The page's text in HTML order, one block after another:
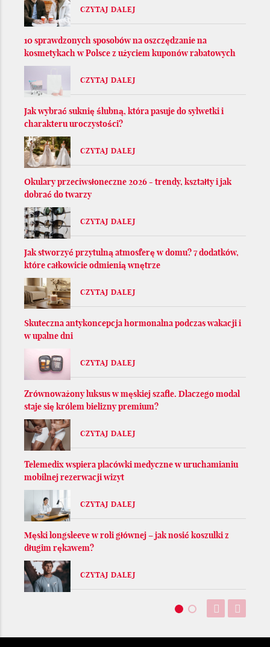
CZYTAJ DALEJ
10 sprawdzonych sposobów na oszczędzanie na
kosmetykach w Polsce z użyciem kuponów rabatowych
CZYTAJ DALEJ
Jak wybrać suknię ślubną, która pasuje do sylwetki i
charakteru uroczystości?
CZYTAJ DALEJ
Okulary przeciwsłoneczne 2026 - trendy, kształty i jak
dobrać do twarzy
CZYTAJ DALEJ
Jak stworzyć przytulną atmosferę w domu? 7 dodatków,
które całkowicie odmienią wnętrze
CZYTAJ DALEJ
Skuteczna antykoncepcja hormonalna podczas wakacji i
w upalne dni
CZYTAJ DALEJ
Zrównoważony luksus w męskiej szafie. Dlaczego modal
staje się królem bielizny premium?
CZYTAJ DALEJ
Telemedix wspiera placówki medyczne w uruchamianiu
mobilnej rezerwacji wizyt
CZYTAJ DALEJ
Męski longsleeve w roli głównej – jak nosić koszulki z
długim rękawem?
CZYTAJ DALEJ